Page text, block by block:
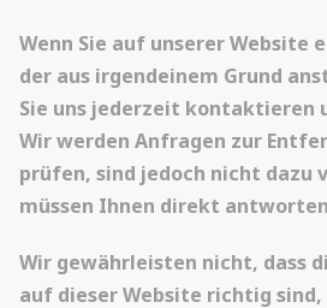
Wenn Sie auf unserer Website
der aus irgendeinem Grund
Sie uns jederzeit kontaktieren
Wir werden Anfragen zur
prüfen, sind jedoch nicht dazu
müssen Ihnen direkt
Wir gewährleisten nicht, dass
auf dieser Website richtig